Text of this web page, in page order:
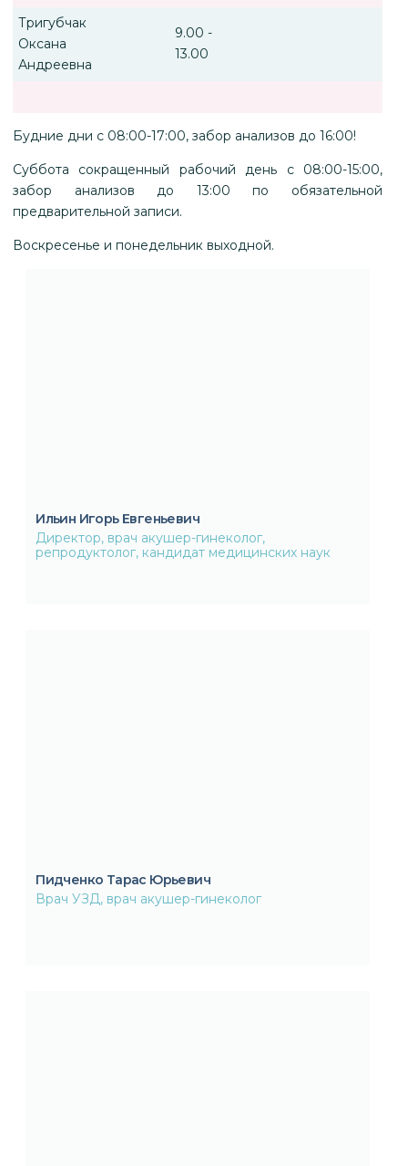
Тригубчак
Оксана
Андреевна
9.00 -
13.00
Будние дни с 08:00-17:00, забор анализов до 16:00!
Суббота сокращенный рабочий день с 08:00-15:00,
забор анализов до 13:00 по обязательной
предварительной записи.
Воскресенье и понедельник выходной.
Ильин Игорь Евгеньевич
Директор, врач акушер-гинеколог,
репродуктолог, кандидат медицинских наук
Пидченко Тарас Юрьевич
Врач УЗД, врач акушер-гинеколог